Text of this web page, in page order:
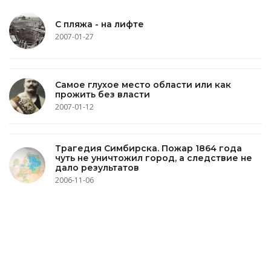
С пляжа - на лифте
2007-01-27
Самое глухое место области или как
прожить без власти
2007-01-12
Трагедия Симбирска. Пожар 1864 года
чуть не уничтожил город, а следствие не
дало результатов
2006-11-06